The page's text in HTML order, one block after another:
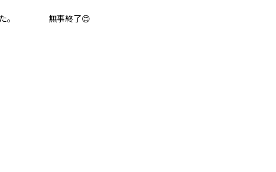
でした。 無事終了😊